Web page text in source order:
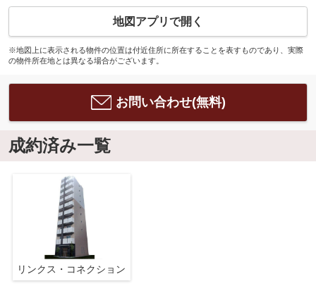
地図アプリで開く
※地図上に表示される物件の位置は付近住所に所在することを表すものであり、実際
の物件所在地とは異なる場合がございます。
お問い合わせ(無料)
成約済み一覧
リンクス・コネクション